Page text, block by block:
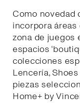
Como novedad
incorpora
zona de juegos
espacios
colecciones
Lencería,
piezas
Home+ by